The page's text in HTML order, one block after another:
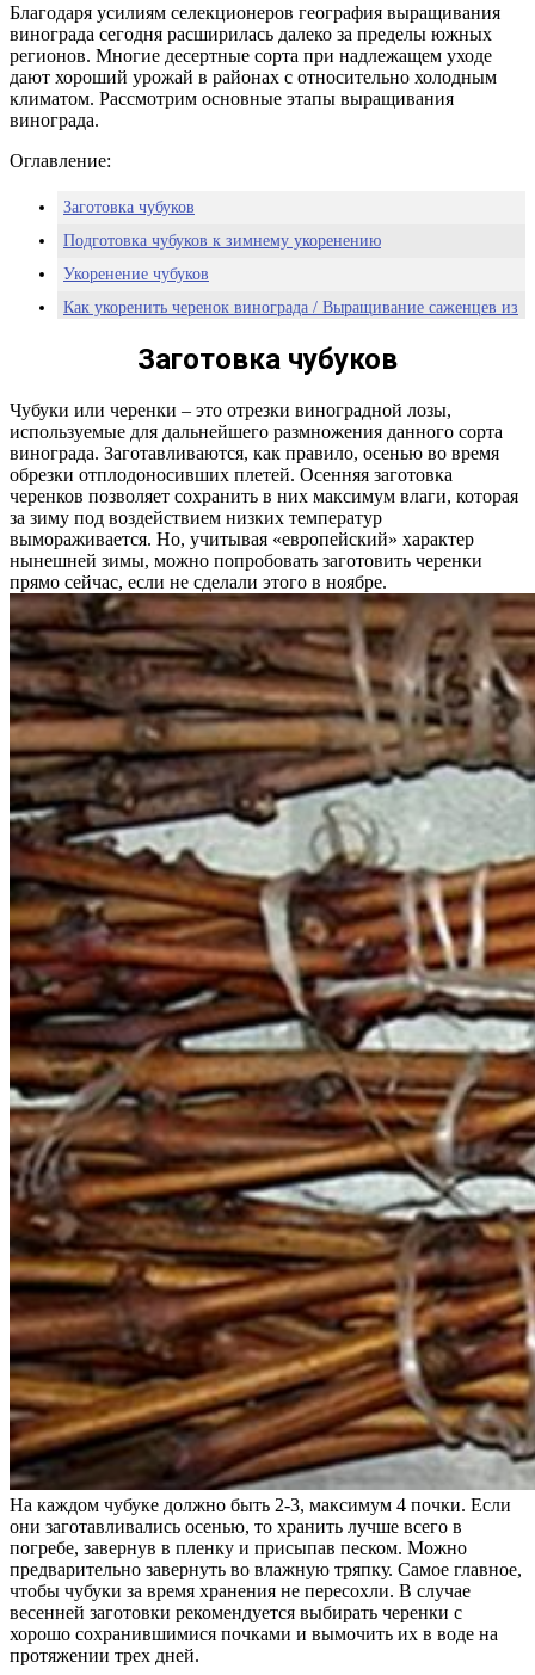
Благодаря усилиям селекционеров география выращивания
винограда сегодня расширилась далеко за пределы южных
регионов. Многие десертные сорта при надлежащем уходе
дают хороший урожай в районах с относительно холодным
климатом. Рассмотрим основные этапы выращивания
винограда.
Оглавление:
Заготовка чубуков
Подготовка чубуков к зимнему укоренению
Укоренение чубуков
Как укоренить черенок винограда / Выращивание саженцев из
Заготовка чубуков
Чубуки или черенки – это отрезки виноградной лозы,
используемые для дальнейшего размножения данного сорта
винограда. Заготавливаются, как правило, осенью во время
обрезки отплодоносивших плетей. Осенняя заготовка
черенков позволяет сохранить в них максимум влаги, которая
за зиму под воздействием низких температур
вымораживается. Но, учитывая «европейский» характер
нынешней зимы, можно попробовать заготовить черенки
прямо сейчас, если не сделали этого в ноябре.
На каждом чубуке должно быть 2-3, максимум 4 почки. Если
они заготавливались осенью, то хранить лучше всего в
погребе, завернув в пленку и присыпав песком. Можно
предварительно завернуть во влажную тряпку. Самое главное,
чтобы чубуки за время хранения не пересохли. В случае
весенней заготовки рекомендуется выбирать черенки с
хорошо сохранившимися почками и вымочить их в воде на
протяжении трех дней.